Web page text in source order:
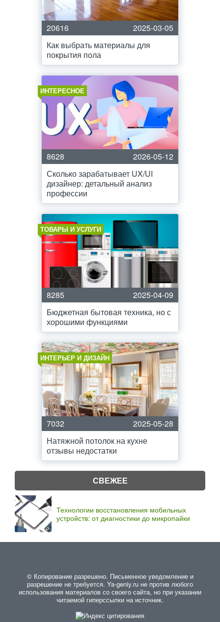
20616
2025-03-05
Как выбрать материалы для
покрытия пола
ИНТЕРЕСНОЕ
8628
2026-05-12
Сколько зарабатывает UX/UI
дизайнер: детальный анализ
профессии
ТОВАРЫ И УСЛУГИ
8285
2025-04-09
Бюджетная бытовая техника, но с
хорошими функциями
ИНТЕРЬЕР И ДИЗАЙН
7032
2025-05-28
Натяжной потолок на кухне
отзывы недостатки
СВЕЖЕЕ
Технологии восстановления мобильных
устройств: от диагностики до микропайки
© Копирование разрешено. Письменное уведомление и
разрешение не требуется. Ya-geniy.ru не против любого
использования материалов со своего сайта, но при указании
читаемой гиперссылки на источник.